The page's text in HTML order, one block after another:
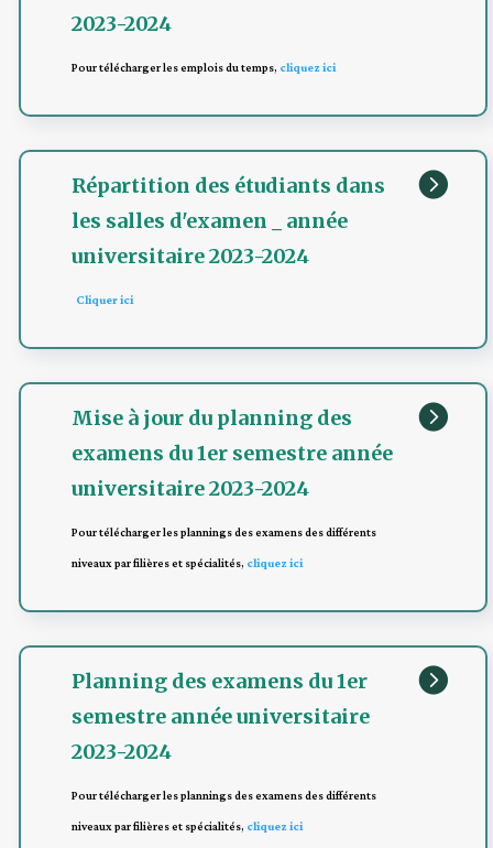
2023-2024
Pour télécharger les emplois du temps, cliquez ici

Répartition des étudiants dans
les salles d'examen _ année
universitaire 2023-2024
Cliquer ici

Mise à jour du planning des
examens du 1er semestre année
universitaire 2023-2024
Pour télécharger les plannings des examens des différents
niveaux par filières et spécialités, cliquez ici

Planning des examens du 1er
semestre année universitaire
2023-2024
Pour télécharger les plannings des examens des différents
niveaux par filières et spécialités, cliquez ici